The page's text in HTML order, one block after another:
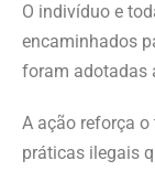
O indivíduo e
encaminhados
foram adotadas
A ação reforça
práticas ilegais